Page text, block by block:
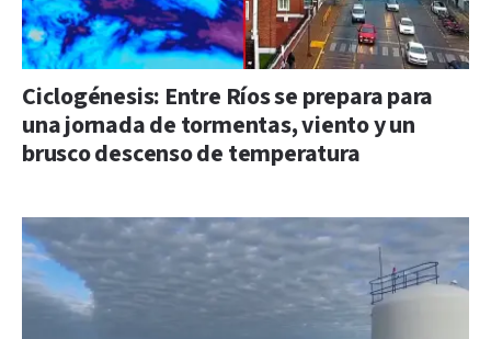
Ciclogénesis: Entre Ríos se prepara para
una jornada de tormentas, viento y un
brusco descenso de temperatura